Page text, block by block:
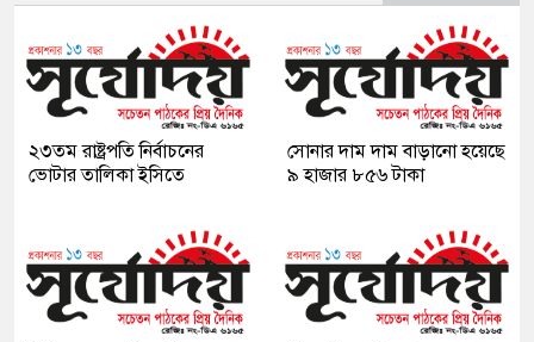
২৩তম রাষ্ট্রপতি নির্বাচনের
ভোটার তালিকা ইসিতে
সোনার দাম দাম বাড়ানো হয়েছে
৯ হাজার ৮৫৬ টাকা